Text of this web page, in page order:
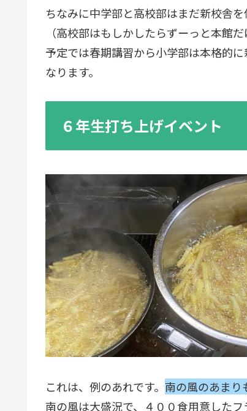
ちなみに中学部と高校部はまだ新校舎を
（高校部はもしかしたらずーっと本館だ
予定では春期講習から小学部は本格的
なります。
６年生打ち上げイベント
これは、例のあれです。 南の風のあまり
南の風は大盛況で、４００食用意したフ